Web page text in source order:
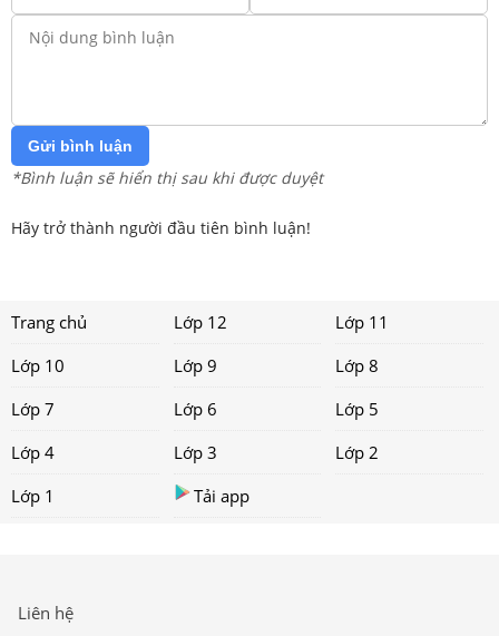
Gửi bình luận
*Bình luận sẽ hiển thị sau khi được duyệt
Hãy trở thành người đầu tiên bình luận!
Trang chủ Lớp 12
Lớp 11
Lớp 10
Lớp 9
Lớp 8
Lớp 7
Lớp 6
Lớp 5
Lớp 4
Lớp 3
Lớp 2
Lớp 1
Tải app
Liên hệ